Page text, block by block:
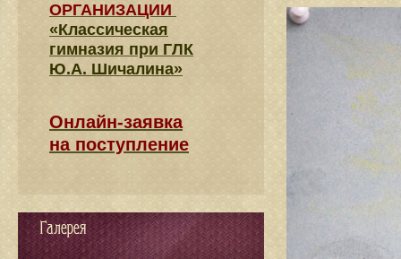
ОРГАНИЗАЦИИ
«Классическая
гимназия при ГЛК
Ю.А. Шичалина»
Онлайн-заявка
на поступление
Галерея